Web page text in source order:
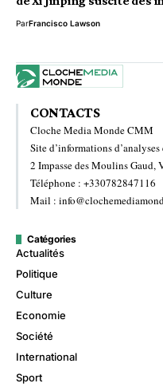
ParFrancisco Lawson
CONTACTS
Cloche Media Monde CMM
Site d’informations
2 Impasse des Moulins Gaud,
Téléphone : +330782847116
Mail :
Catégories
Actualités
Politique
Culture
Economie
Société
International
Sport